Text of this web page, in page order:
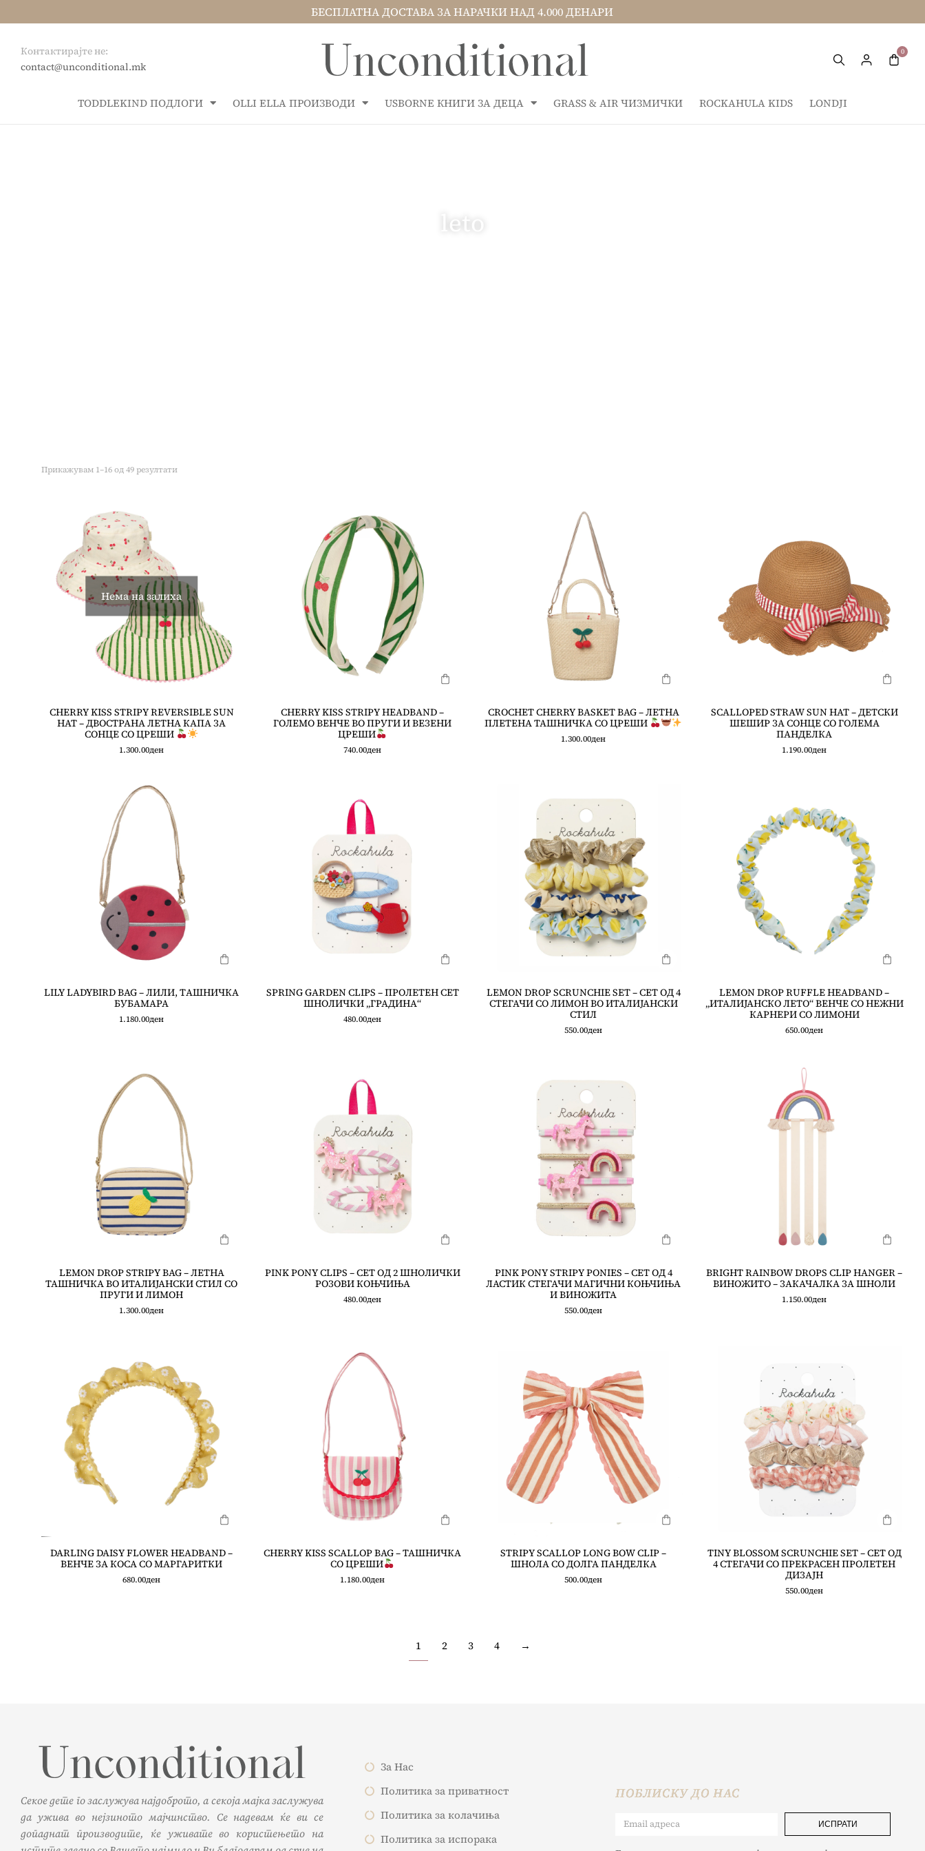
БЕСПЛАТНА ДОСТАВА ЗА НАРАЧКИ НАД 4.000 ДЕНАРИ
Контактирајте не:
contact@unconditional.mk
ТОDDLEKIND ПОДЛОГИ OLLI ELLA ПРОИЗВОДИ USBORNE КНИГИ ЗА ДЕЦА GRASS & AIR ЧИЗМИЧКИ ROCKAHULA KIDS LONDJI
leto
Прикажувам 1–16 од 49 резултати
Нема на залиха
CHERRY KISS STRIPY REVERSIBLE SUN
HAT – ДВОСТРАНА ЛЕТНА КАПА ЗА
СОНЦЕ СО ЦРЕШИ
1.300.00ден
CHERRY KISS STRIPY HEADBAND –
ГОЛЕМО ВЕНЧЕ ВО ПРУГИ И ВЕЗЕНИ
ЦРЕШИ
740.00ден
CROCHET CHERRY BASKET BAG – ЛЕТНА
ПЛЕТЕНА ТАШНИЧКА СО ЦРЕШИ
1.300.00ден
SCALLOPED STRAW SUN HAT – ДЕТСКИ
ШЕШИР ЗА СОНЦЕ СО ГОЛЕМА
ПАНДЕЛКА
1.190.00ден
LILY LADYBIRD BAG – ЛИЛИ, ТAШНИЧКА
БУБАМАРА
1.180.00ден
SPRING GARDEN CLIPS – ПРОЛЕТЕН СЕТ
ШНОЛИЧКИ „ГРАДИНА“
480.00ден
LEMON DROP SCRUNCHIE SET – СЕТ ОД 4
СТЕГАЧИ СО ЛИМОН ВО ИТАЛИЈАНСКИ
СТИЛ
550.00ден
LEMON DROP RUFFLE HEADBAND –
„ИТАЛИЈАНСКО ЛЕТО“ ВЕНЧЕ СО НЕЖНИ
КАРНЕРИ СО ЛИМОНИ
650.00ден
LEMON DROP STRIPY BAG – ЛЕТНА
ТАШНИЧКА ВО ИТАЛИЈАНСКИ СТИЛ СО
ПРУГИ И ЛИМОН
1.300.00ден
PINK PONY CLIPS – СЕТ ОД 2 ШНОЛИЧКИ
РОЗОВИ КОЊЧИЊА
480.00ден
PINK PONY STRIPY PONIES – СЕТ ОД 4
ЛАСТИК СТЕГАЧИ МАГИЧНИ КОЊЧИЊА
И ВИНОЖИТА
550.00ден
BRIGHT RAINBOW DROPS CLIP HANGER –
ВИНОЖИТО – ЗАКАЧАЛКА ЗА ШНОЛИ
1.150.00ден
DARLING DAISY FLOWER HEADBAND –
ВЕНЧЕ ЗА КОСА СО МАРГАРИТКИ
680.00ден
CHERRY KISS SCALLOP BAG – ТАШНИЧКА
СО ЦРЕШИ
1.180.00ден
STRIPY SCALLOP LONG BOW CLIP –
ШНОЛА СО ДОЛГА ПАНДЕЛКА
500.00ден
TINY BLOSSOM SCRUNCHIE SET – СЕТ ОД
4 СТЕГАЧИ СО ПРЕКРАСЕН ПРОЛЕТЕН
ДИЗАЈН
550.00ден
1 2 3 4 →
Секое дете го заслужува најдоброто, а секоја мајка заслужува
да ужива во нејзиното мајчинство. Се надевам ќе ви се
допаднат производите, ќе уживате во користењето на
За Нас
Политика за приватност
Политика за колачиња
Политика за испорака
ПОБЛИСКУ ДО НАС
ИСПРАТИ